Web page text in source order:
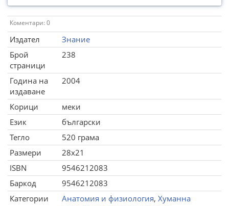
Коментари: 0
Издател
Знание
Брой
страници
238
Година на
издаване
2004
Корици
меки
Език
български
Тегло
520 грама
Размери
28x21
ISBN
9546212083
Баркод
9546212083
Категории
Анатомия и физиология, Хуманна